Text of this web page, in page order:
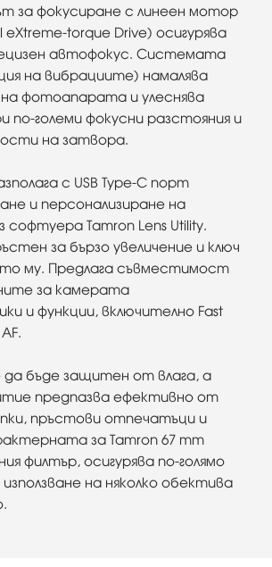
за фокусиране с линеен мотор
eXtreme-torque Drive) осигурява
автофокус. Системата
на вибрациите) намалява
фотоапарата и улеснява
по-големи фокусни разстояния и
на затвора.
с USB Type-C порт
и персонализиране на
софтуера Tamron Lens Utility.
за бързо увеличение и ключ
му. Предлага съвместимост
за камерата
и функции, включително Fast
бъде защитен от влага, а
предпазва ефективно от
пръстови отпечатъци и
за Tamron 67 mm
филтър, осигурява по-голямо
на няколко обектива